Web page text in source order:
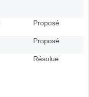
Proposé
Proposé
Résolue